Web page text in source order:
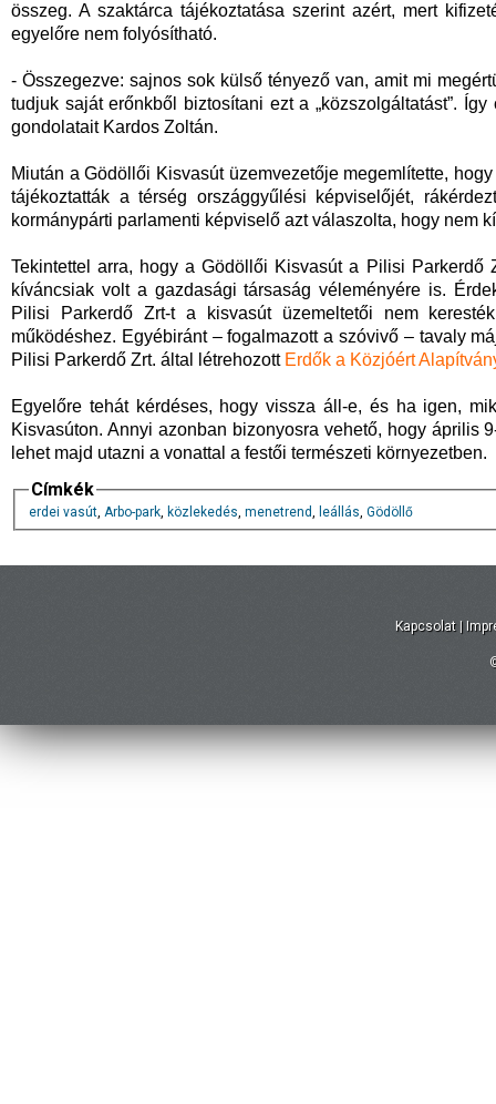
összeg. A szaktárca tájékoztatása szerint azért, mert
egyelőre nem folyósítható.
- Összegezve: sajnos sok külső tényező van, amit mi
tudjuk saját erőnkből biztosítani ezt a „közszolgáltatást”.
gondolatait Kardos Zoltán.
Miután a Gödöllői Kisvasút üzemvezetője megemlítette,
tájékoztatták a térség országgyűlési képviselőjét,
kormánypárti parlamenti képviselő azt válaszolta, hogy nem
Tekintettel arra, hogy a Gödöllői Kisvasút a Pilisi Parkerdő
kíváncsiak volt a gazdasági társaság véleményére is.
Pilisi Parkerdő Zrt-t a kisvasút üzemeltetői nem
működéshez. Egyébiránt – fogalmazott a szóvivő – tavaly
Pilisi Parkerdő Zrt. által létrehozott Erdők a Közjóért
Egyelőre tehát kérdéses, hogy vissza áll-e, és ha igen,
Kisvasúton. Annyi azonban bizonyosra vehető, hogy április
lehet majd utazni a vonattal a festői természeti környezetben.
Címkék
erdei vasút, Arbo-park, közlekedés, menetrend, leállás, Gödöllő
Kapcsolat |